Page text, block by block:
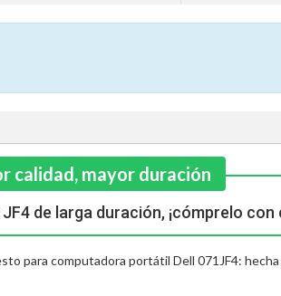
calidad, mayor duración
de larga duración, ¡cómprelo
para computadora portátil Dell 071JF4: